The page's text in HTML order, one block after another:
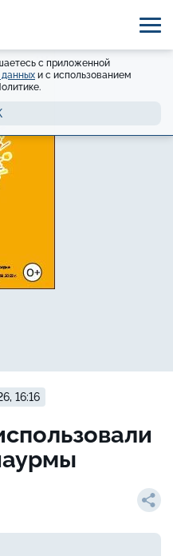
с приложенной
и с использованием
16:16